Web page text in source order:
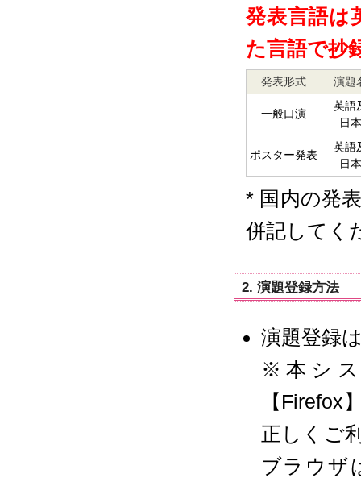
発表言語は
た言語で抄
発表形式 演題
一般口演
英語
日
ポスター発表
英語
日
* 国内の発
併記してく
2. 演題登録方法
演題登録
※本シス
【Firefox
正しくご
ブラウザ